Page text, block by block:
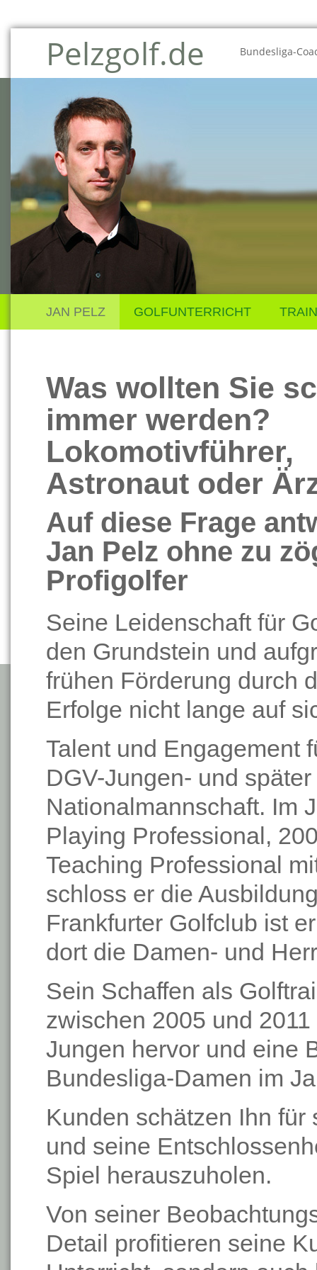
Pelzgolf.de Bundesliga-
JAN PELZ GOLFUNTERRICHT
Was wollten Sie
immer werden?
Lokomotivführer,
Astronaut oder
Auf diese Frage
Jan Pelz ohne zu
Profigolfer
Seine Leidenschaft für
den Grundstein und
frühen Förderung durch
Erfolge nicht lange auf
Talent und Engagement
DGV-Jungen- und
Nationalmannschaft. Im
Playing Professional,
Teaching Professional
schloss er die
Frankfurter Golfclub ist
dort die Damen- und
Sein Schaffen als
zwischen 2005 und
Jungen hervor und eine
Bundesliga-Damen im
Kunden schätzen Ihn für
und seine
Spiel herauszuholen.
Von seiner
Detail profitieren seine